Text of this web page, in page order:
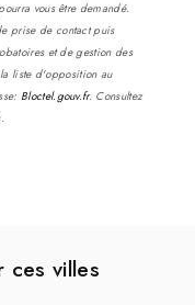
vous être demandé.
prise de contact puis
et de gestion des
liste d'opposition au
Bloctel.gouv.fr. Consultez
ces villes